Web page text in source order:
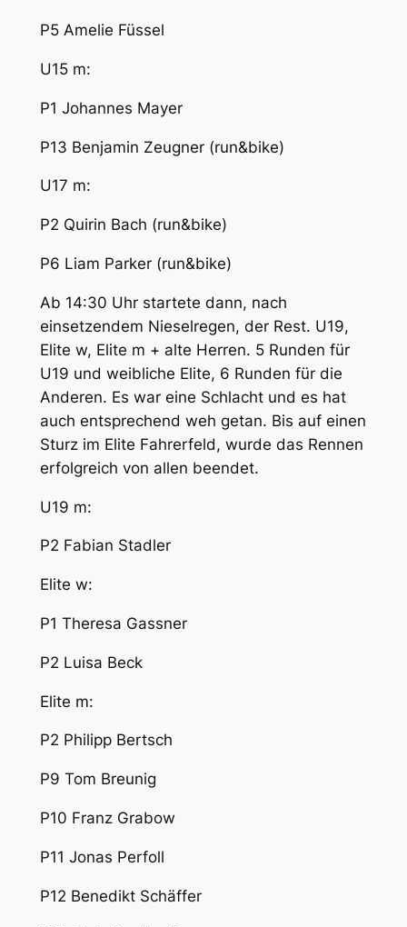
P5 Amelie Füssel
U15 m:
P1 Johannes Mayer
P13 Benjamin Zeugner (run&bike)
U17 m:
P2 Quirin Bach (run&bike)
P6 Liam Parker (run&bike)
Ab 14:30 Uhr startete dann, nach
einsetzendem Nieselregen, der Rest. U19,
Elite w, Elite m + alte Herren. 5 Runden für
U19 und weibliche Elite, 6 Runden für die
Anderen. Es war eine Schlacht und es hat
auch entsprechend weh getan. Bis auf einen
Sturz im Elite Fahrerfeld, wurde das Rennen
erfolgreich von allen beendet.
U19 m:
P2 Fabian Stadler
Elite w:
P1 Theresa Gassner
P2 Luisa Beck
Elite m:
P2 Philipp Bertsch
P9 Tom Breunig
P10 Franz Grabow
P11 Jonas Perfoll
P12 Benedikt Schäffer